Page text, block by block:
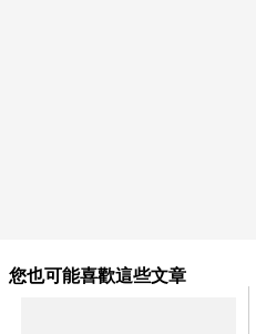
您也可能喜歡這些文章